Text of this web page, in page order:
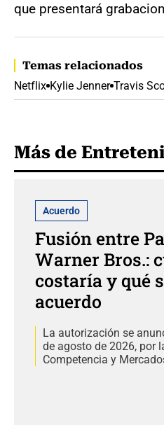
que presentará
Temas relacionados
Netflix Kylie Jenner Travis
Más de
Acuerdo
Fusión entre
Warner Bros.:
costaría y qué
acuerdo
La autorización se
de agosto de 2026, por
Competencia y